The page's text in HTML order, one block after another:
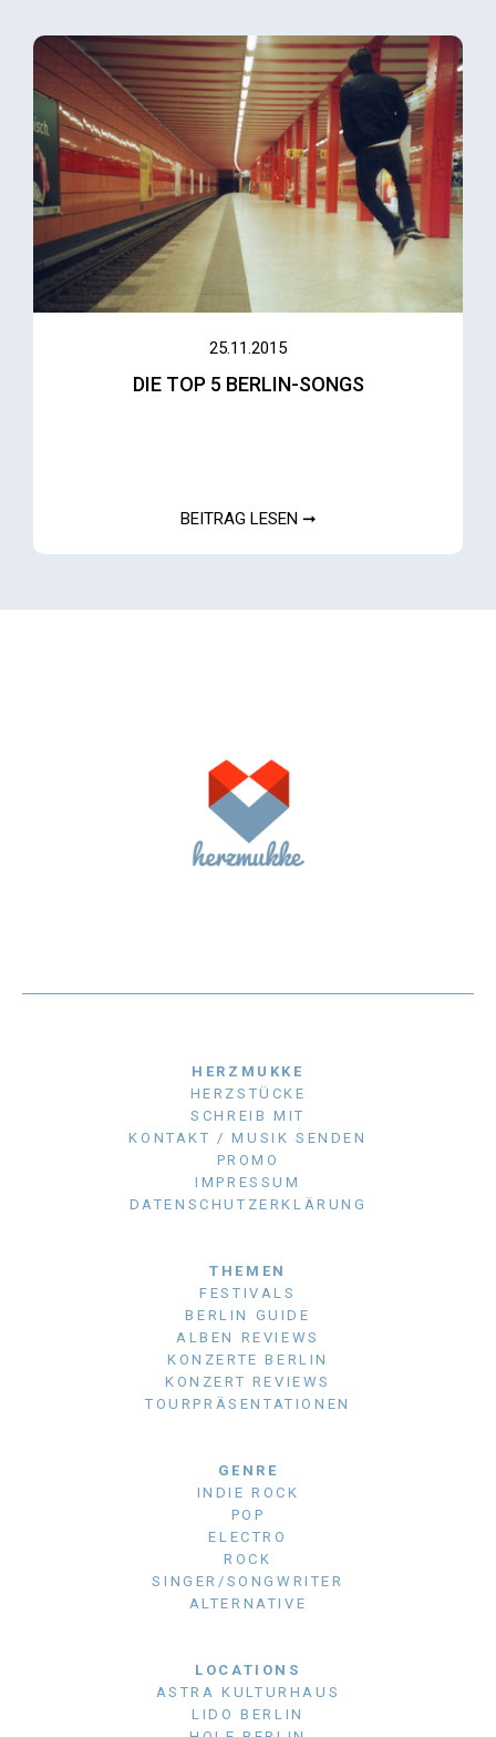
25.11.2015
DIE TOP 5 BERLIN-SONGS
BEITRAG LESEN ➞
HERZMUKKE
HERZSTÜCKE
SCHREIB MIT
KONTAKT / MUSIK SENDEN
PROMO
IMPRESSUM
DATENSCHUTZERKLÄRUNG
THEMEN
FESTIVALS
BERLIN GUIDE
ALBEN REVIEWS
KONZERTE BERLIN
KONZERT REVIEWS
TOURPRÄSENTATIONEN
GENRE
INDIE ROCK
POP
ELECTRO
ROCK
SINGER/SONGWRITER
ALTERNATIVE
LOCATIONS
ASTRA KULTURHAUS
LIDO BERLIN